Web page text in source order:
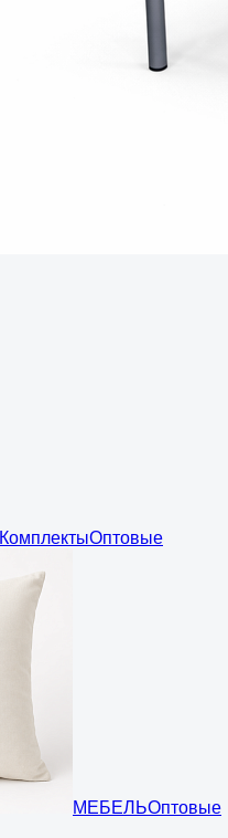
КомплектыОптовые
МЕБЕЛЬОптовые